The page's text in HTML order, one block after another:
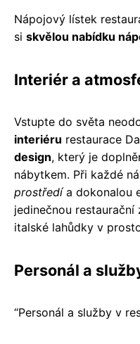
Nápojový lístek
si skvělou nabídku
Interiér a
Vstupte do světa
interiéru restaurace
design, který je
nábytkem. Při každé
prostředía dokonalou
jedinečnou
italské lahůdky v
Personál a
“Personál a služby v